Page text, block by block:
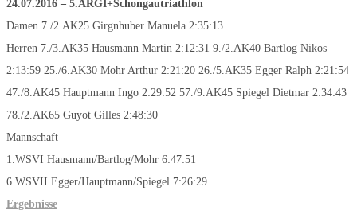
24.07.2016 – 5.ARGI+Schongautriathlon
Damen 7./2.AK25 Girgnhuber Manuela 2:35:13
Herren 7./3.AK35 Hausmann Martin 2:12:31 9./2.AK40 Bartlog Nikos
2:13:59 25./6.AK30 Mohr Arthur 2:21:20 26./5.AK35 Egger Ralph 2:21:54
47./8.AK45 Hauptmann Ingo 2:29:52 57./9.AK45 Spiegel Dietmar 2:34:43
78./2.AK65 Guyot Gilles 2:48:30
Mannschaft
1.WSVI Hausmann/Bartlog/Mohr 6:47:51
6.WSVII Egger/Hauptmann/Spiegel 7:26:29
Ergebnisse